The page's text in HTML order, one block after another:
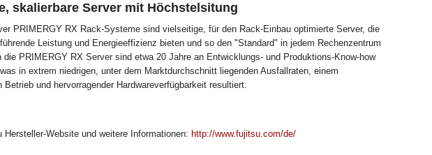
skalierbare Server mit Höchstelsitung
PRIMERGY RX Rack-Systeme sind vielseitige, für den Rack-Einbau optimierte Server, die
Leistung und Energieeffizienz bieten und so den "Standard" in jedem Rechenzentrum
die PRIMERGY RX Server sind etwa 20 Jahre an Entwicklungs- und Produktions-Know-how
in extrem niedrigen, unter dem Marktdurchschnitt liegenden Ausfallraten, einem
Betrieb und hervorragender Hardwareverfügbarkeit resultiert.
Hersteller-Website und weitere Informationen: http://www.fujitsu.com/de/